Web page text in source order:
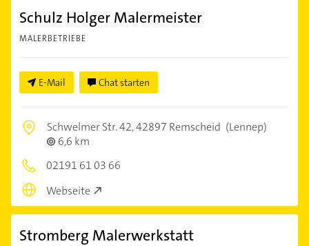
Schulz Holger Malermeister
MALERBETRIEBE
E-Mail Chat starten
Schwelmer Str. 42,42897 Remscheid (Lennep)
6,6 km
02191 61 03 66
Webseite
Stromberg Malerwerkstatt